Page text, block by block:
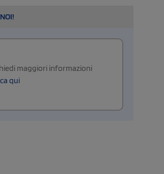
maggiori informazioni
qui